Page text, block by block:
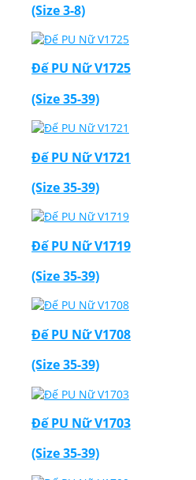
(Size 3-8)
Đế PU Nữ V1725
(Size 35-39)
Đế PU Nữ V1721
(Size 35-39)
Đế PU Nữ V1719
(Size 35-39)
Đế PU Nữ V1708
(Size 35-39)
Đế PU Nữ V1703
(Size 35-39)